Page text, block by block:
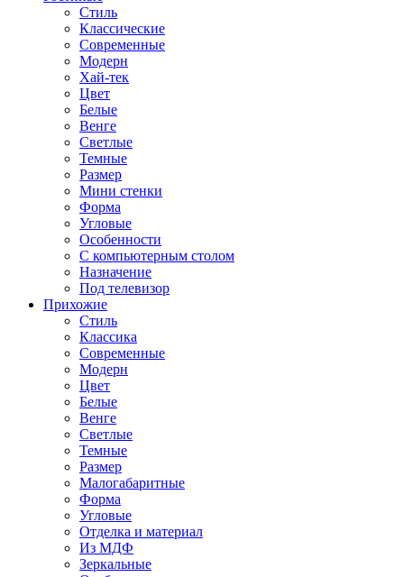
Стиль
Классические
Современные
Модерн
Хай-тек
Цвет
Белые
Венге
Светлые
Темные
Размер
Мини стенки
Форма
Угловые
Особенности
С компьютерным столом
Назначение
Под телевизор
Прихожие
Стиль
Классика
Современные
Модерн
Цвет
Белые
Венге
Светлые
Темные
Размер
Малогабаритные
Форма
Угловые
Отделка и материал
Из МДФ
Зеркальные